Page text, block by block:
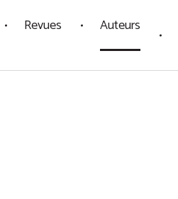
Revues Auteurs